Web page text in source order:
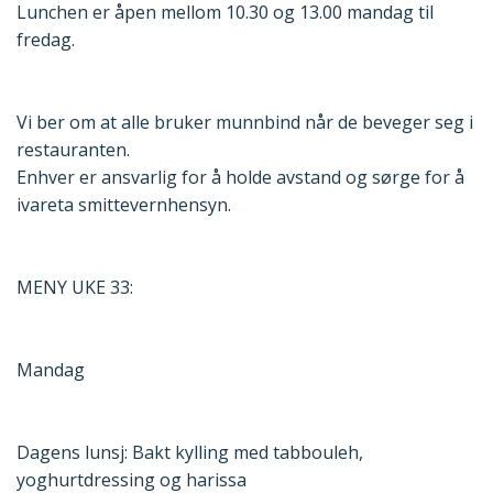
Lunchen er åpen mellom 10.30 og 13.00 mandag til
fredag.
Vi ber om at alle bruker munnbind når de beveger seg i
restauranten.
Enhver er ansvarlig for å holde avstand og sørge for å
ivareta smittevernhensyn.
MENY UKE 33:
Mandag
Dagens lunsj: Bakt kylling med tabbouleh,
yoghurtdressing og harissa